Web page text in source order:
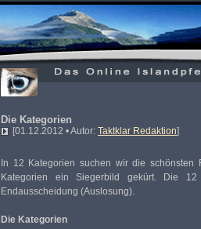
Die Kategorien
[01.12.2012 • Autor: Taktklar Redaktion]
In 12 Kategorien suchen wir die
Kategorien ein Siegerbild gekürt. Die
Endausscheidung (Auslosung).
Die Kategorien